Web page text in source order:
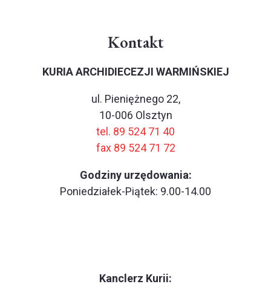
Kontakt
KURIA ARCHIDIECEZJI WARMIŃSKIEJ
ul. Pieniężnego 22,
10-006 Olsztyn
tel. 89 524 71 40
fax 89 524 71 72
Godziny urzędowania:
Poniedziałek-Piątek: 9.00-14.00
Kanclerz Kurii: